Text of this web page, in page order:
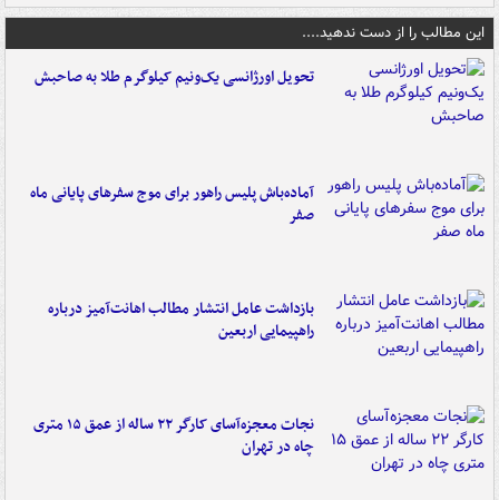
این مطالب را از دست ندهید....
تحویل اورژانسی یک‌ونیم کیلوگرم طلا به صاحبش
آماده‌باش پلیس راهور برای موج سفرهای پایانی ماه
صفر
بازداشت عامل انتشار مطالب اهانت‌آمیز درباره
راهپیمایی اربعین
نجات معجزه‌آسای کارگر ۲۲ ساله از عمق ۱۵ متری
چاه در تهران